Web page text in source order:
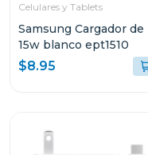
Celulares y Tablets
Samsung Cargador de
15w blanco ept1510
$8.95